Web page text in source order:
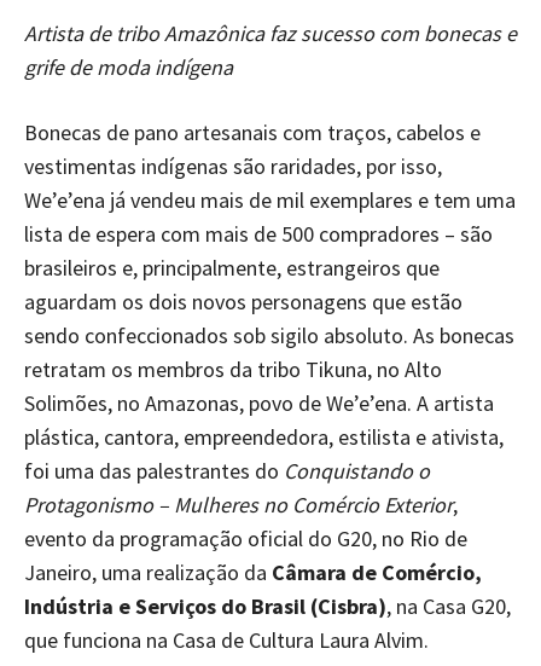
Artista de tribo Amazônica faz sucesso com bonecas e
grife de moda indígena
Bonecas de pano artesanais com traços, cabelos e
vestimentas indígenas são raridades, por isso,
We’e’ena já vendeu mais de mil exemplares e tem uma
lista de espera com mais de 500 compradores – são
brasileiros e, principalmente, estrangeiros que
aguardam os dois novos personagens que estão
sendo confeccionados sob sigilo absoluto. As bonecas
retratam os membros da tribo Tikuna, no Alto
Solimões, no Amazonas, povo de We’e’ena. A artista
plástica, cantora, empreendedora, estilista e ativista,
foi uma das palestrantes do Conquistando o
Protagonismo – Mulheres no Comércio Exterior,
evento da programação oficial do G20, no Rio de
Janeiro, uma realização da Câmara de Comércio,
Indústria e Serviços do Brasil (Cisbra), na Casa G20,
que funciona na Casa de Cultura Laura Alvim.